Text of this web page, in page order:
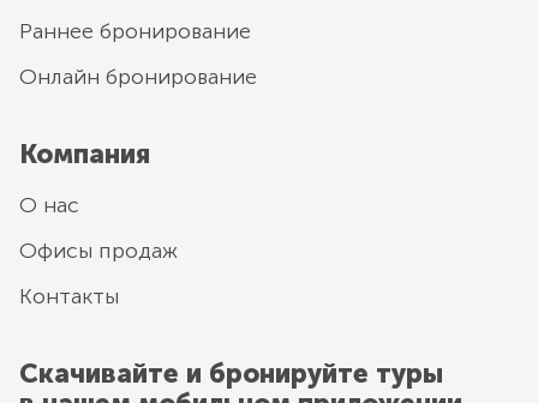
Раннее бронирование
Онлайн бронирование
Компания
О нас
Офисы продаж
Контакты
Скачивайте и бронируйте туры